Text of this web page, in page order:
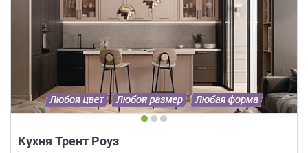
Кухня Трент Роуз